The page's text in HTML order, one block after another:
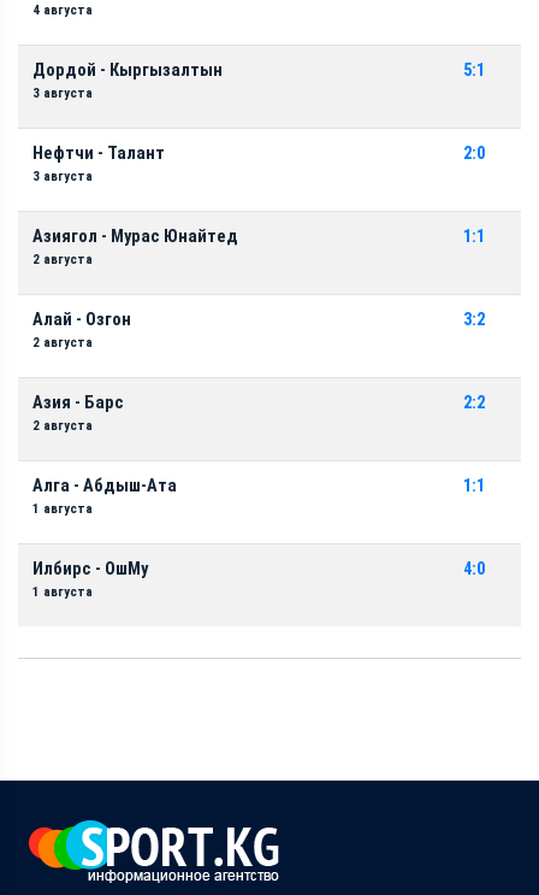
4 августа
Дордой - Кыргызалтын
3 августа
5:1
Нефтчи - Талант
3 августа
2:0
Азиягол - Мурас Юнайтед
2 августа
1:1
Алай - Озгон
2 августа
3:2
Азия - Барс
2 августа
2:2
Алга - Абдыш-Ата
1 августа
1:1
Илбирс - ОшМу
1 августа
4:0